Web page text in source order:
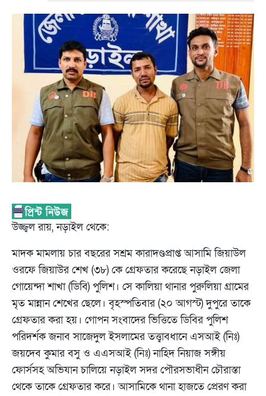
উজ্জ্বল রায়, নড়াইল থেকে:
মাদক মামলায় চার বছরের সশ্রম কারাদণ্ডপ্রাপ্ত আসামি জিয়াউল
ওরফে জিয়াউর শেখ (৩৮) কে গ্রেফতার করেছে নড়াইল জেলা
গোয়েন্দা শাখা (ডিবি) পুলিশ। সে কালিয়া থানার পুরুলিয়া গ্রামের
মৃত মান্নান শেখের ছেলে। বৃহস্পতিবার (২০ আগস্ট) দুপুরে তাকে
গ্রেফতার করা হয়। গোপন সংবাদের ভিত্তিতে ডিবির পুলিশ
পরিদর্শক জনাব সাজেদুল ইসলামের তত্ত্বাবধানে এসআই (নিঃ)
জয়দেব কুমার বসু ও এএসআই (নিঃ) নাহিদ নিয়াজ সঙ্গীয়
ফোর্সসহ অভিযান চালিয়ে নড়াইল সদর পৌরসভাধীন চৌরাস্তা
থেকে তাকে গ্রেফতার করে। আসামিকে থানা হাজতে প্রেরণ করা